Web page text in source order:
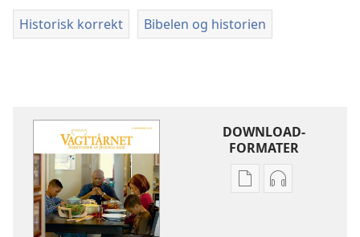
Historisk korrekt Bibelen og historien
DOWNLOAD-
FORMATER
IndstillingerIndstillinger